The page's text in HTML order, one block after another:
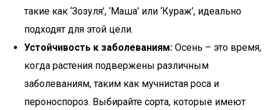
такие как ‘Зозуля’, ‘Маша’ или ‘Кураж’, идеально
подходят для этой цели.
Устойчивость к заболеваниям: Осень – это время,
когда растения подвержены различным
заболеваниям, таким как мучнистая роса и
пероноспороз. Выбирайте сорта, которые имеют